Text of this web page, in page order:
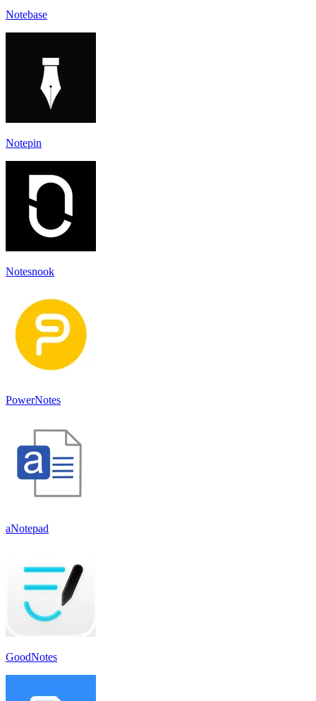
Notebase
Notepin
Notesnook
PowerNotes
aNotepad
GoodNotes